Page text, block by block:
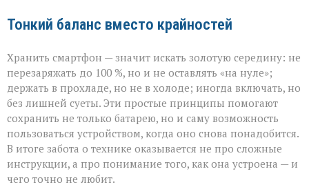
Тонкий баланс вместо крайностей
Хранить смартфон — значит искать золотую середину: не
перезаряжать до 100 %, но и не оставлять «на нуле»;
держать в прохладе, но не в холоде; иногда включать, но
без лишней суеты. Эти простые принципы помогают
сохранить не только батарею, но и саму возможность
пользоваться устройством, когда оно снова понадобится.
В итоге забота о технике оказывается не про сложные
инструкции, а про понимание того, как она устроена — и
чего точно не любит.